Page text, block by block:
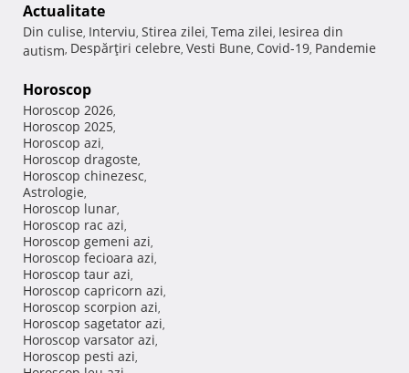
Actualitate
Din culise, Interviu, Stirea zilei, Tema zilei, Iesirea din
autism, Despărţiri celebre, Vesti Bune, Covid-19, Pandemie
Horoscop
Horoscop 2026,
Horoscop 2025,
Horoscop azi,
Horoscop dragoste,
Horoscop chinezesc,
Astrologie,
Horoscop lunar,
Horoscop rac azi,
Horoscop gemeni azi,
Horoscop fecioara azi,
Horoscop taur azi,
Horoscop capricorn azi,
Horoscop scorpion azi,
Horoscop sagetator azi,
Horoscop varsator azi,
Horoscop pesti azi,